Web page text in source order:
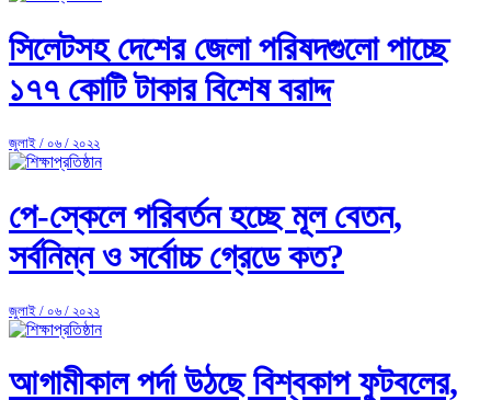
সিলেটসহ দেশের জেলা পরিষদগুলো পাচ্ছে
১৭৭ কোটি টাকার বিশেষ বরাদ্দ
জুলাই / ০৬ / ২০২২
পে-স্কেলে পরিবর্তন হচ্ছে মূল বেতন,
সর্বনিম্ন ও সর্বোচ্চ গ্রেডে কত?
জুলাই / ০৬ / ২০২২
আগামীকাল পর্দা উঠছে বিশ্বকাপ ফুটবলের,